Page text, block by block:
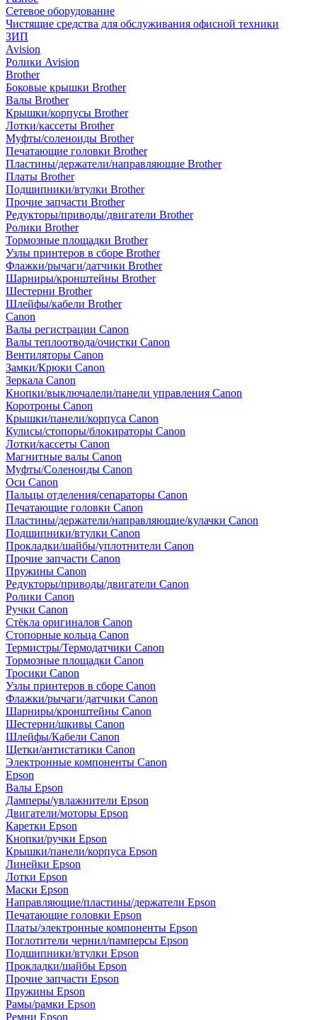
Сетевое оборудование
Чистящие средства для обслуживания офисной техники
ЗИП
Avision
Ролики Avision
Brother
Боковые крышки Brother
Валы Brother
Крышки/корпусы Brother
Лотки/кассеты Brother
Муфты/соленоиды Brother
Печатающие головки Brother
Пластины/держатели/направляющие Brother
Платы Brother
Подшипники/втулки Brother
Прочие запчасти Brother
Редукторы/приводы/двигатели Brother
Ролики Brother
Тормозные площадки Brother
Узлы принтеров в сборе Brother
Флажки/рычаги/датчики Brother
Шарниры/кронштейны Brother
Шестерни Brother
Шлейфы/кабели Brother
Canon
Валы регистрации Canon
Валы теплоотвода/очистки Canon
Вентиляторы Canon
Замки/Крюки Canon
Зеркала Canon
Кнопки/выключалели/панели управления Canon
Коротроны Canon
Крышки/панели/корпуса Canon
Кулисы/стопоры/блокираторы Canon
Лотки/кассеты Canon
Магнитные валы Canon
Муфты/Соленоиды Canon
Оси Canon
Пальцы отделения/сепараторы Canon
Печатающие головки Canon
Пластины/держатели/направляющие/кулачки Canon
Подшипники/втулки Canon
Прокладки/шайбы/уплотнители Canon
Прочие запчасти Canon
Пружины Canon
Редукторы/приводы/двигатели Canon
Ролики Canon
Ручки Canon
Стёкла оригиналов Canon
Стопорные кольца Canon
Термистры/Термодатчики Canon
Тормозные площадки Canon
Тросики Canon
Узлы принтеров в сборе Canon
Флажки/рычаги/датчики Canon
Шарниры/кронштейны Canon
Шестерни/шкивы Canon
Шлейфы/Кабели Canon
Щетки/антистатики Canon
Электронные компоненты Canon
Epson
Валы Epson
Дамперы/увлажнители Epson
Двигатели/моторы Epson
Каретки Epson
Кнопки/ручки Epson
Крышки/панели/корпуса Epson
Линейки Epson
Лотки Epson
Маски Epson
Направляющие/пластины/держатели Epson
Печатающие головки Epson
Платы/электронные компоненты Epson
Поглотители чернил/памперсы Epson
Подшипники/втулки Epson
Прокладки/шайбы Epson
Прочие запчасти Epson
Пружины Epson
Рамы/рамки Epson
Ремни Epson